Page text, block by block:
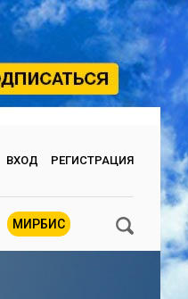
ВХОД РЕГИСТРАЦИЯ
МИРБИС